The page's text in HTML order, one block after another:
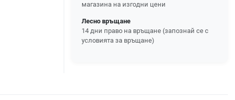
магазина на изгодни цени
Лесно връщане
14 дни право на връщане (запознай се с
условията за връщане)